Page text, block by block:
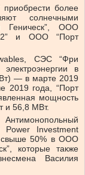
более
солнечными
Геническ”, ООО
2” и ООО “Порт
СЭС “Фри
в
— в марте 2019
2019 года, “Порт
мощность
и 56,8 МВт.
Power Investment
свыше 50% в ООО
которые также
Василия